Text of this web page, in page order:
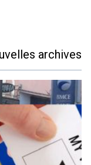
archives